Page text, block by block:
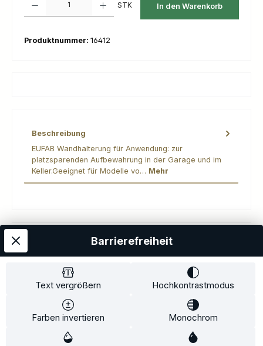
STK In den Warenkorb
Produktnummer: 16412
Beschreibung
EUFAB Wandhalterung für Anwendung: zur
platzsparenden Aufbewahrung in der Garage und im
Keller.Geeignet für Modelle vo… Mehr
Kostenloser Versand
Datenschutz
Widerrufsrecht
Widerrufsformular
Zahlung und Versand
Copyright© 2020-2025 Faventis GmbH. All Rights Reserved
Text vergrößern Hochkontrastmodus
Farben invertieren Monochrom
Barrierefreiheit